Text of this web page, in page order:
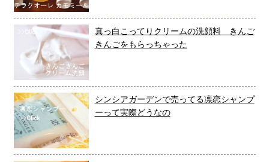
真っ白こってりクリームの洗顔料 きんご
きんごをもらっちゃった
シンシアガーデンで売ってる凛恋シャンプ
ーって実際どうなの